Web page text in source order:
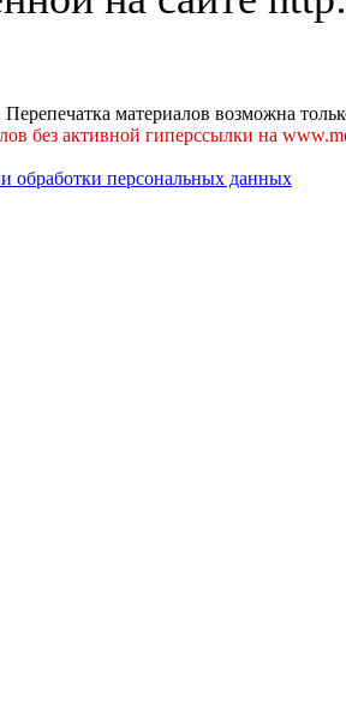
материалов возможна
без активной гиперссылки на
обработки персональных данных